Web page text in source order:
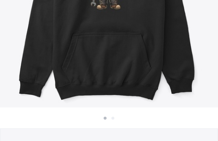
Comfort Tee
23,99 US$